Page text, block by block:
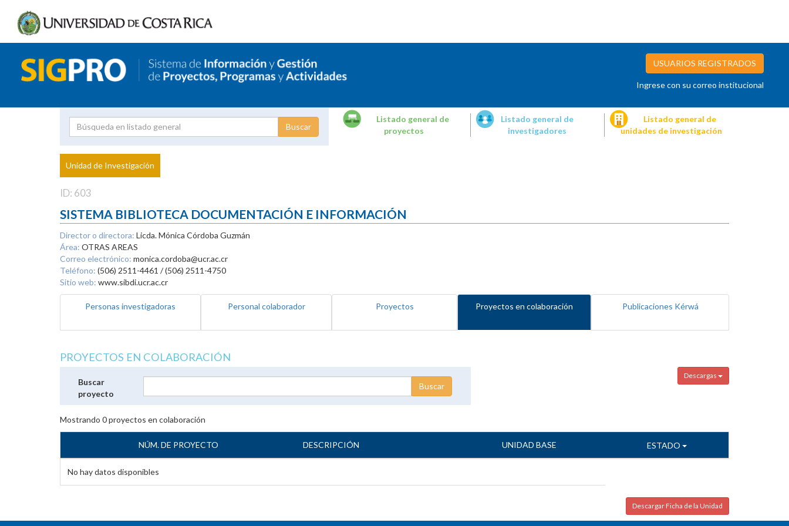
USUARIOS REGISTRADOS
Ingrese con su correo institucional
Proyecto
Investigador
Listado general de
proyectos
Listado general de
investigadores
Listado general de
unidades de investigación
Unidad de Investigación
ID: 603
SISTEMA BIBLIOTECA DOCUMENTACIÓN E INFORMACIÓN
Director o directora: Licda. Mónica Córdoba Guzmán
Área: OTRAS AREAS
Correo electrónico: monica.cordoba@ucr.ac.cr
Teléfono: (506) 2511-4461 / (506) 2511-4750
Sitio web: www.sibdi.ucr.ac.cr
Personas investigadoras Personal colaborador Proyectos Proyectos en colaboración Publicaciones Kérwá
PROYECTOS EN COLABORACIÓN
Descargas
Buscar
proyecto
Mostrando 0proyectos en colaboración
NÚM. DE PROYECTO DESCRIPCIÓN UNIDAD BASE ESTADO
No hay datos disponibles
Descargar Ficha de la Unidad